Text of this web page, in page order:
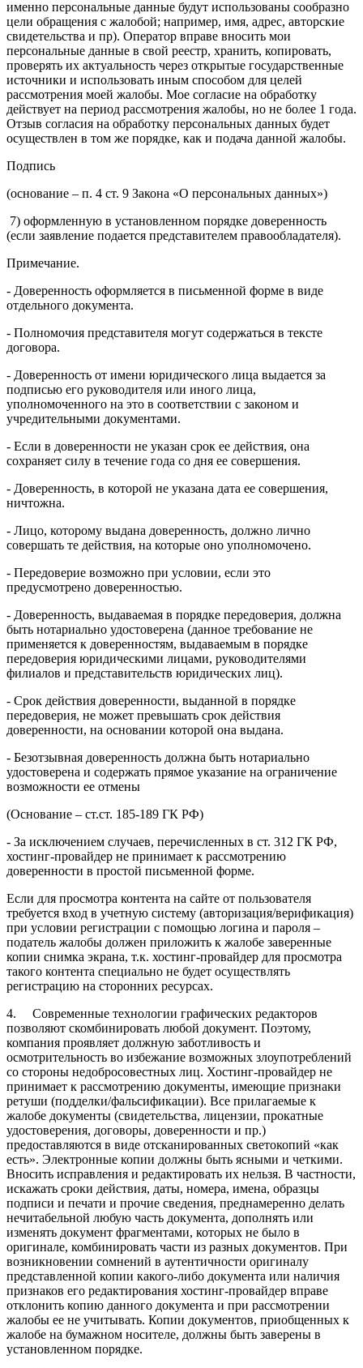
именно персональные данные будут использованы сообразно
цели обращения с жалобой; например, имя, адрес, авторские
свидетельства и пр). Оператор вправе вносить мои
персональные данные в свой реестр, хранить, копировать,
проверять их актуальность через открытые государственные
источники и использовать иным способом для целей
рассмотрения моей жалобы. Мое согласие на обработку
действует на период рассмотрения жалобы, но не более 1 года.
Отзыв согласия на обработку персональных данных будет
осуществлен в том же порядке, как и подача данной жалобы.
Подпись
(основание – п. 4 ст. 9 Закона «О персональных данных»)
7) оформленную в установленном порядке доверенность
(если заявление подается представителем правообладателя).
Примечание.
- Доверенность оформляется в письменной форме в виде
отдельного документа.
- Полномочия представителя могут содержаться в тексте
договора.
- Доверенность от имени юридического лица выдается за
подписью его руководителя или иного лица,
уполномоченного на это в соответствии с законом и
учредительными документами.
- Если в доверенности не указан срок ее действия, она
сохраняет силу в течение года со дня ее совершения.
- Доверенность, в которой не указана дата ее совершения,
ничтожна.
- Лицо, которому выдана доверенность, должно лично
совершать те действия, на которые оно уполномочено.
- Передоверие возможно при условии, если это
предусмотрено доверенностью.
- Доверенность, выдаваемая в порядке передоверия, должна
быть нотариально удостоверена (данное требование не
применяется к доверенностям, выдаваемым в порядке
передоверия юридическими лицами, руководителями
филиалов и представительств юридических лиц).
- Срок действия доверенности, выданной в порядке
передоверия, не может превышать срок действия
доверенности, на основании которой она выдана.
- Безотзывная доверенность должна быть нотариально
удостоверена и содержать прямое указание на ограничение
возможности ее отмены
(Основание – ст.ст. 185-189 ГК РФ)
- За исключением случаев, перечисленных в ст. 312 ГК РФ,
хостинг-провайдер не принимает к рассмотрению
доверенности в простой письменной форме.
Если для просмотра контента на сайте от пользователя
требуется вход в учетную систему (авторизация/верификация)
при условии регистрации с помощью логина и пароля –
податель жалобы должен приложить к жалобе заверенные
копии снимка экрана, т.к. хостинг-провайдер для просмотра
такого контента специально не будет осуществлять
регистрацию на сторонних ресурсах.
4. Современные технологии графических редакторов
позволяют скомбинировать любой документ. Поэтому,
компания проявляет должную заботливость и
осмотрительность во избежание возможных злоупотреблений
со стороны недобросовестных лиц. Хостинг-провайдер не
принимает к рассмотрению документы, имеющие признаки
ретуши (подделки/фальсификации). Все прилагаемые к
жалобе документы (свидетельства, лицензии, прокатные
удостоверения, договоры, доверенности и пр.)
предоставляются в виде отсканированных светокопий «как
есть». Электронные копии должны быть ясными и четкими.
Вносить исправления и редактировать их нельзя. В частности,
искажать сроки действия, даты, номера, имена, образцы
подписи и печати и прочие сведения, преднамеренно делать
нечитабельной любую часть документа, дополнять или
изменять документ фрагментами, которых не было в
оригинале, комбинировать части из разных документов. При
возникновении сомнений в аутентичности оригиналу
представленной копии какого-либо документа или наличия
признаков его редактирования хостинг-провайдер вправе
отклонить копию данного документа и при рассмотрении
жалобы ее не учитывать. Копии документов, приобщенных к
жалобе на бумажном носителе, должны быть заверены в
установленном порядке.